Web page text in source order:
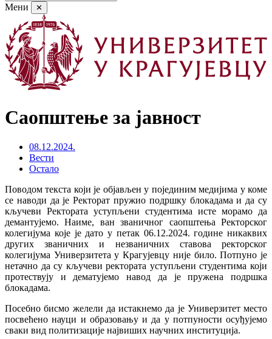
Мени ✕
Саопштење за јавност
08.12.2024.
Вести
Остало
Поводом текста који је објављен у појединим медијима у коме
се наводи да је Ректорат пружио подршку блокадама и да су
кључеви Ректората уступљени студентима исте морамо да
демантујемо. Наиме, ван званичног саопштења Ректорског
колегијума које је дато у петак 06.12.2024. године никаквих
других званичних и незваничних ставова ректорског
колегијума Универзитета у Крагујевцу није било. Потпуно је
нетачно да су кључеви ректората уступљени студентима који
протествују и дематујемо навод да је пружена подршка
блокадама.
Посебно бисмо желели да истакнемо да је Универзитет место
посвећено науци и образовању и да у потпуности осуђујемо
сваки вид политизације највиших научних институција.